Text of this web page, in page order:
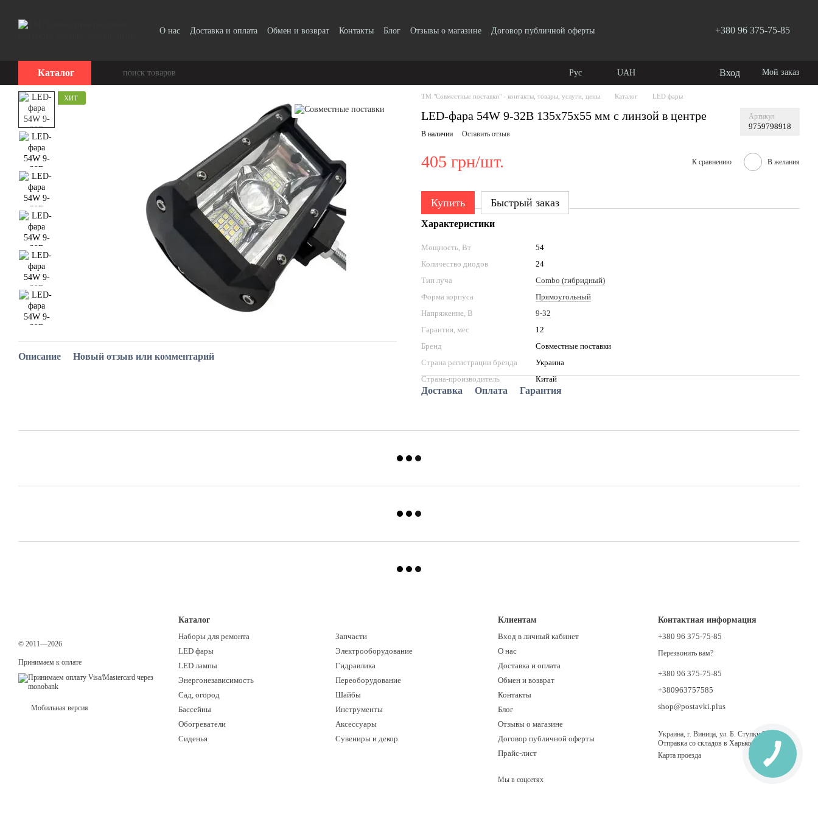
О нас Доставка и оплата Обмен и возврат Контакты Блог Отзывы о магазине
Договор публичной оферты
+380 96 375-75-85
Каталог Рус UAH Вход Мой заказ
ХИТ
Описание Новый отзыв или комментарий
ТМ "Совместные поставки" - контакты, товары, услуги, цены Каталог LED фары
LED-фара 54W 9-32В 135х75x55 мм с линзой в центре Артикул
9759798918
В наличии Оставить отзыв
405 грн/шт. К сравнению В желания
Купить Быстрый заказ
Характеристики
Мощность, Вт
54
Количество диодов
24
Тип луча
Combo (гибридный)
Форма корпуса
Прямоугольный
Напряжение, В
9-32
Гарантия, мес
12
Бренд
Совместные поставки
Страна регистрации бренда
Украина
Страна-производитель
Китай
Доставка Оплата Гарантия
© 2011—2026
Принимаем к оплате
Мобильная версия
Каталог
Наборы для ремонта
LED фары
LED лампы
Энергонезависимость
Сад, огород
Бассейны
Обогреватели
Сиденья
Запчасти
Электрооборудование
Гидравлика
Переоборудование
Шайбы
Инструменты
Аксессуары
Сувениры и декор
Клиентам
Вход в личный кабинет
О нас
Доставка и оплата
Обмен и возврат
Контакты
Блог
Отзывы о магазине
Договор публичной оферты
Прайс-лист
Мы в соцсетях
Контактная информация
+380 96 375-75-85
Перезвонить вам?
+380 96 375-75-85
+380963757585
shop@postavki.plus
Украина, г. Виница, ул. Б. Ступки 21.
Отправка со складов в Харькове, Киеве
Карта проезда